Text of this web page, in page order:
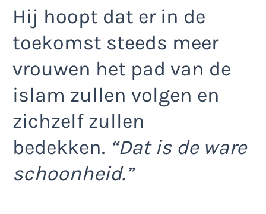
Hij hoopt dat er in de
toekomst steeds meer
vrouwen het pad van de
islam zullen volgen en
zichzelf zullen
bedekken. “Dat is de ware
schoonheid.”